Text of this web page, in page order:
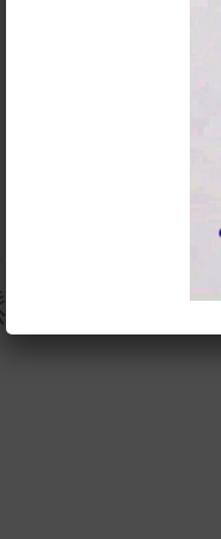
衣時尚綁